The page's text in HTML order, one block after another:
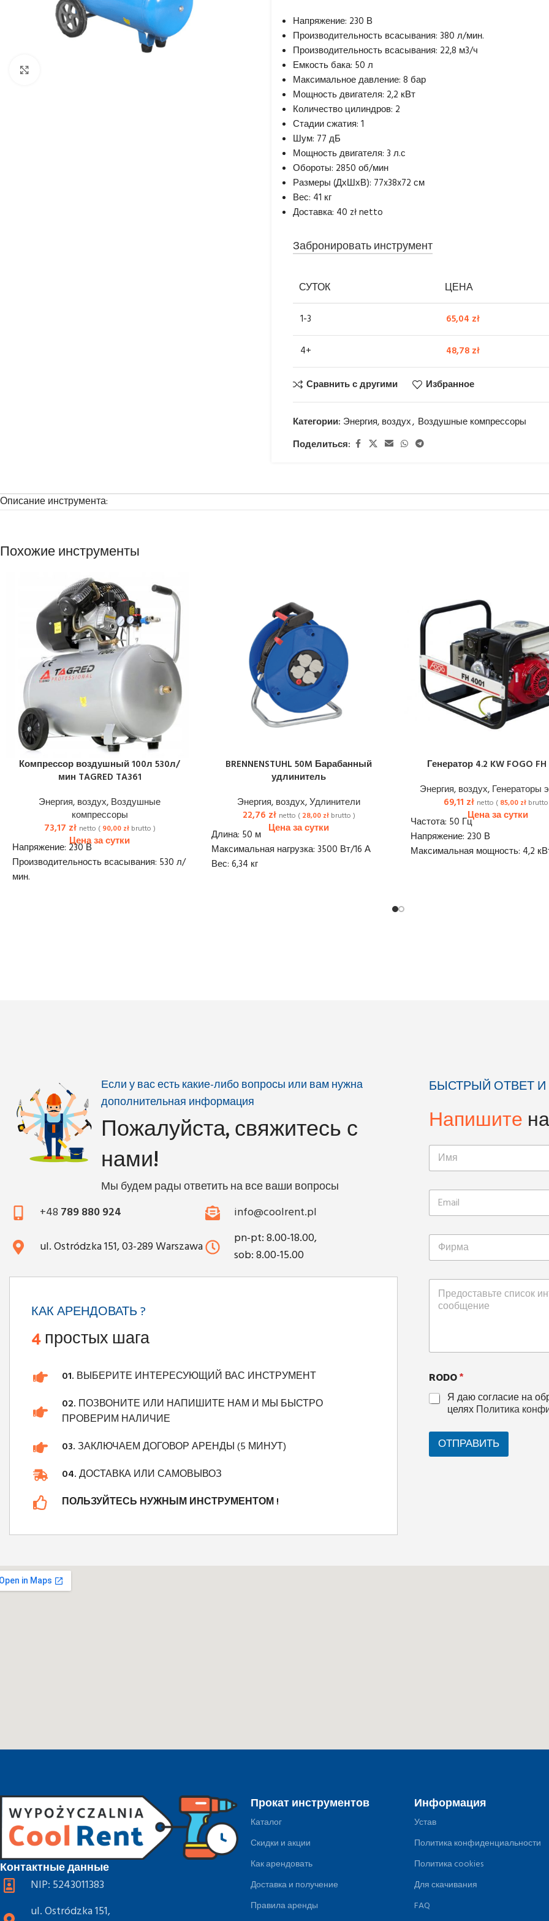
Напряжение: 230 В
Производительность всасывания: 380 л/мин.
Производительность всасывания: 22,8 м3/ч
Емкость бака: 50 л
Максимальное давление: 8 бар
Мощность двигателя: 2,2 кВт
Количество цилиндров: 2
Стадии сжатия: 1
Шум: 77 дБ
Мощность двигателя: 3 л.с
Обороты: 2850 об/мин
Размеры (ДхШхВ): 77x38x72 см
Вес: 41 кг
Доставка: 40 zł netto
Забронировать инструмент
СУТОК ЦЕНА
1-3 65,04 zł
4+ 48,78 zł
Сравнить с другими Избранное
Категории: Энергия, воздух, Воздушные компрессоры
Поделиться:
Описание инструмента:
Похожие инструменты
Компрессор воздушный 100л 530л/
мин TAGRED TA361
Энергия, воздух, Воздушные
компрессоры
73,17 zł netto ( 90,00 złbrutto )
Напряжение: 230 В
Производительность всасывания: 530 л/
мин.
BRENNENSTUHL 50M Барабанный
удлинитель
Энергия, воздух,Удлинители
22,76 zł netto ( 28,00 złbrutto )
Длина: 50 м
Максимальная нагрузка: 3500 Вт/16 А
Вес: 6,34 кг
Генератор 4.2 KW FOGO
Энергия, воздух, Генераторы
69,11 zł netto ( 85,00 zł
Частота: 50 Гц
Напряжение: 230 В
Максимальная мощность: 4,2
Если у вас есть какие-либо вопросы или вам нужна
дополнительная информация
Пожалуйста, свяжитесь с
нами!
Мы будем рады ответить на все ваши вопросы
+48 789 880 924
info@coolrent.pl
ul. Ostródzka 151, 03-289 Warszawa
pn-pt: 8.00-18.00,
sob: 8.00-15.00
КАК АРЕНДОВАТЬ ?
4простых шага
01. ВЫБЕРИТЕ ИНТЕРЕСУЮЩИЙ ВАС ИНСТРУМЕНТ
02. ПОЗВОНИТЕ ИЛИ НАПИШИТЕ НАМ И МЫ БЫСТРО
ПРОВЕРИМ НАЛИЧИЕ
03.ЗАКЛЮЧАЕМ ДОГОВОР АРЕНДЫ (5 МИНУТ)
04.ДОСТАВКА ИЛИ САМОВЫВОЗ
ПОЛЬЗУЙТЕСЬ НУЖНЫМ ИНСТРУМЕНТОМ !
БЫСТРЫЙ ОТВЕТ
Напишите
RODO*
Я даю согласие на
целяхПолитика
ОТПРАВИТЬ
Контактные данные
NIP: 5243011383
ul. Ostródzka 151,
Прокат инструментов
Каталог
Скидки и акции
Как арендовать
Доставка и получение
Правила аренды
Информация
Устав
Политика конфиденциальности
Политика cookies
Для скачивания
FAQ